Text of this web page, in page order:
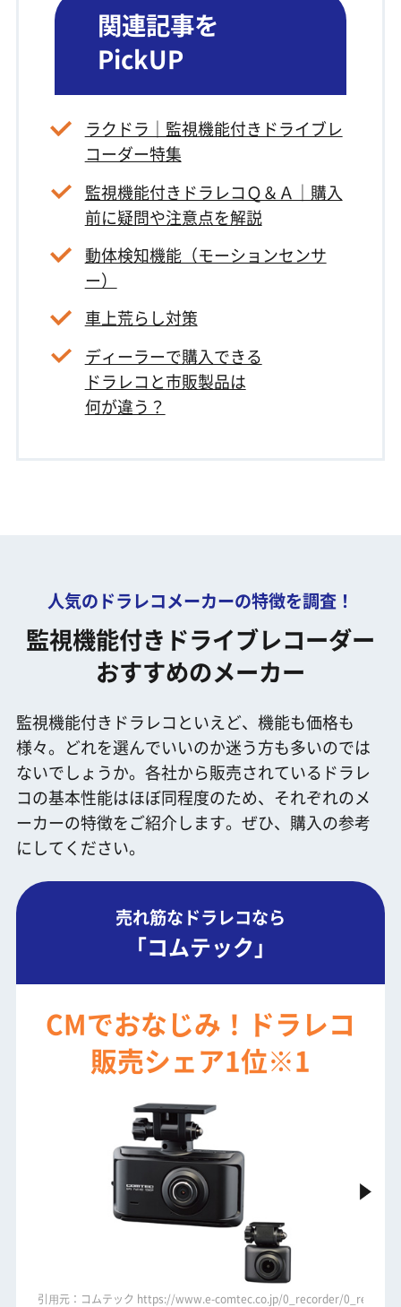
関連記事を
PickUP
ラクドラ｜監視機能付きドライブレ
コーダー特集
監視機能付きドラレコＱ＆Ａ｜購入
前に疑問や注意点を解説
動体検知機能（モーションセンサ
ー）
車上荒らし対策
ディーラーで購入できる
ドラレコと市販製品は
何が違う？
人気のドラレコメーカーの特徴を調査！
監視機能付きドライブレコーダー
おすすめのメーカー
監視機能付きドラレコといえど、機能も価格も
様々。どれを選んでいいのか迷う方も多いのでは
ないでしょうか。各社から販売されているドラレ
コの基本性能はほぼ同程度のため、それぞれのメ
ーカーの特徴をご紹介します。ぜひ、購入の参考
にしてください。
売れ筋なドラレコなら
「コムテック」
CMでおなじみ！ドラレコ
販売シェア1位※1
dcdr651/dcdr651_se.jpg
引⽤元：コムテック https://www.e-comtec.co.jp/0_recorder/